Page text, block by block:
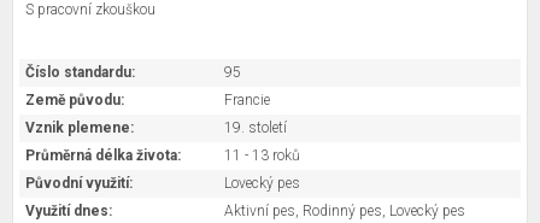
S pracovní zkouškou
Číslo standardu:
95
Země původu:
Francie
Vznik plemene:
19. století
Průměrná délka života:
11 - 13 roků
Původní využití:
Lovecký pes
Využití dnes:
Aktivní pes, Rodinný pes, Lovecký pes